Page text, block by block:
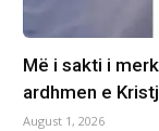
Më i sakti i
ardhmen e
August 1, 2026